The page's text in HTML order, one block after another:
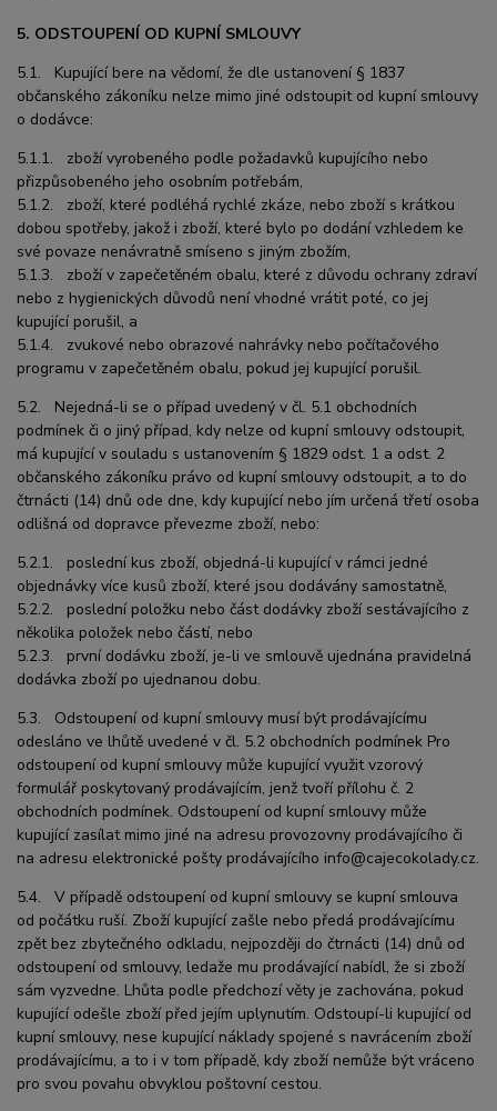
5. ODSTOUPENÍ OD KUPNÍ SMLOUVY
5.1. Kupující bere na vědomí, že dle ustanovení § 1837
občanského zákoníku nelze mimo jiné odstoupit od kupní smlouvy
o dodávce:
5.1.1. zboží vyrobeného podle požadavků kupujícího nebo
přizpůsobeného jeho osobním potřebám,
5.1.2. zboží, které podléhá rychlé zkáze, nebo zboží s krátkou
dobou spotřeby, jakož i zboží, které bylo po dodání vzhledem ke
své povaze nenávratně smíseno s jiným zbožím,
5.1.3. zboží v zapečetěném obalu, které z důvodu ochrany zdraví
nebo z hygienických důvodů není vhodné vrátit poté, co jej
kupující porušil, a
5.1.4. zvukové nebo obrazové nahrávky nebo počítačového
programu v zapečetěném obalu, pokud jej kupující porušil.
5.2. Nejedná-li se o případ uvedený v čl. 5.1 obchodních
podmínek či o jiný případ, kdy nelze od kupní smlouvy odstoupit,
má kupující v souladu s ustanovením § 1829 odst. 1 a odst. 2
občanského zákoníku právo od kupní smlouvy odstoupit, a to do
čtrnácti (14) dnů ode dne, kdy kupující nebo jím určená třetí osoba
odlišná od dopravce převezme zboží, nebo:
5.2.1. poslední kus zboží, objedná-li kupující v rámci jedné
objednávky více kusů zboží, které jsou dodávány samostatně,
5.2.2. poslední položku nebo část dodávky zboží sestávajícího z
několika položek nebo částí, nebo
5.2.3. první dodávku zboží, je-li ve smlouvě ujednána pravidelná
dodávka zboží po ujednanou dobu.
5.3. Odstoupení od kupní smlouvy musí být prodávajícímu
odesláno ve lhůtě uvedené v čl. 5.2 obchodních podmínek Pro
odstoupení od kupní smlouvy může kupující využit vzorový
formulář poskytovaný prodávajícím, jenž tvoří přílohu č. 2
obchodních podmínek. Odstoupení od kupní smlouvy může
kupující zasílat mimo jiné na adresu provozovny prodávajícího či
na adresu elektronické pošty prodávajícího info@cajecokolady.cz.
5.4. V případě odstoupení od kupní smlouvy se kupní smlouva
od počátku ruší. Zboží kupující zašle nebo předá prodávajícímu
zpět bez zbytečného odkladu, nejpozději do čtrnácti (14) dnů od
odstoupení od smlouvy, ledaže mu prodávající nabídl, že si zboží
sám vyzvedne. Lhůta podle předchozí věty je zachována, pokud
kupující odešle zboží před jejím uplynutím. Odstoupí-li kupující od
kupní smlouvy, nese kupující náklady spojené s navrácením zboží
prodávajícímu, a to i v tom případě, kdy zboží nemůže být vráceno
pro svou povahu obvyklou poštovní cestou.